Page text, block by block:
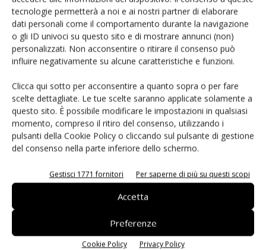
tecnologie permetterà a noi e ai nostri partner di elaborare
dati personali come il comportamento durante la navigazione
o gli ID univoci su questo sito e di mostrare annunci (non)
personalizzati. Non acconsentire o ritirare il consenso può
influire negativamente su alcune caratteristiche e funzioni.
Clicca qui sotto per acconsentire a quanto sopra o per fare
scelte dettagliate. Le tue scelte saranno applicate solamente a
questo sito. È possibile modificare le impostazioni in qualsiasi
momento, compreso il ritiro del consenso, utilizzando i
pulsanti della Cookie Policy o cliccando sul pulsante di gestione
del consenso nella parte inferiore dello schermo.
Gestisci 1771 fornitori Per saperne di più su questi scopi
Accetta
Preferenze
Cookie Policy Privacy Policy
Progettare e produrre al meglio IC 2.5D e 3D
8 Luglio 2025
Siemens Digital Industries Software presenta due nuove soluzioni
per aiutare la progettazione e la produzione di circuiti integrati (IC)
2.5D e 3D